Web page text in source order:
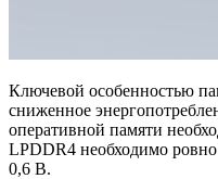
Ключевой особенностью
сниженное
оперативной памяти
LPDDR4 необходимо
0,6 В.